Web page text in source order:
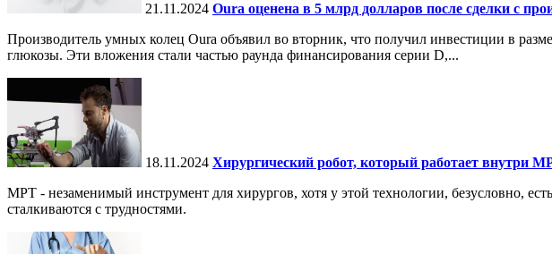
21.11.2024 Oura оценена в 5 млрд долларов после сделки с
Производитель умных колец Oura объявил во вторник, что получил инвестиции в
глюкозы. Эти вложения стали частью раунда финансирования серии D,...
18.11.2024 Хирургический робот, который работает внутри
МРТ - незаменимый инструмент для хирургов, хотя у этой технологии, безусловно,
сталкиваются с трудностями.